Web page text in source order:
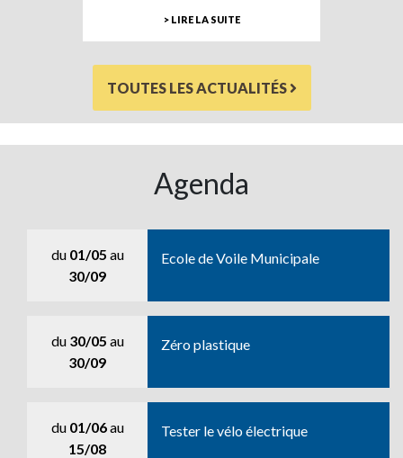
> LIRE LA SUITE
TOUTES LES ACTUALITÉS
Agenda
du 01/05 au
30/09
Ecole de Voile Municipale
du 30/05 au
30/09
Zéro plastique
du 01/06au
15/08
Tester le vélo électrique